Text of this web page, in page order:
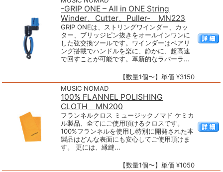
-GRIP ONE – All in ONE String
Winder、Cutter、Puller- MN223
GRIP ONEは、ストリングワインダー、カッ
ター、ブリッジピン抜きをオールインワンに
した弦交換ツールです。ワインダーはベアリ
ング搭載でハンドルを楽に、静かに、超高速
で回すことが可能です。革新的なラバーラ...
【数量1個〜】単価 ¥3150
MUSIC NOMAD
100% FLANNEL POLISHING
CLOTH MN200
フランネルクロス ミュージックノマド ケミカ
ル製品、全てにご使用頂けるクロスです。
100%フランネルを使用し特別に開発された本
製品はどんな表面にも安心してご使用頂けま
す。 更には、縁縫...
【数量1個〜】単価 ¥1050